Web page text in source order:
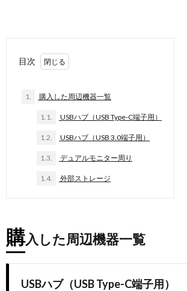
目次
1. 購入した周辺機器一覧
1.1. USBハブ（USB Type-C端子用）
1.2. USBハブ（USB 3.0端子用）
1.3. デュアルモニター周り
1.4. 外部ストレージ
購入した周辺機器一覧
USBハブ（USB Type-C端子用）